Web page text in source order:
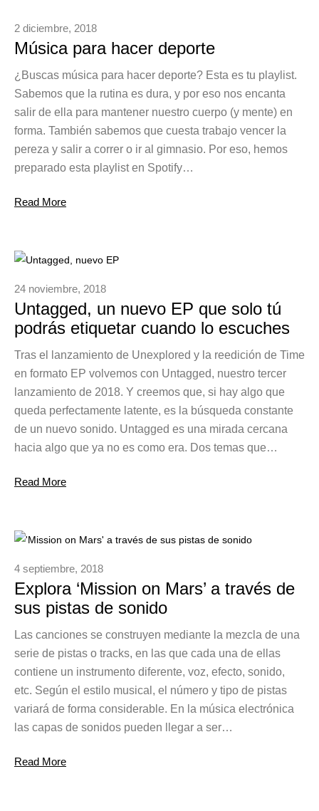
2 diciembre, 2018
Música para hacer deporte
¿Buscas música para hacer deporte? Esta es tu playlist.
Sabemos que la rutina es dura, y por eso nos encanta
salir de ella para mantener nuestro cuerpo (y mente) en
forma. También sabemos que cuesta trabajo vencer la
pereza y salir a correr o ir al gimnasio. Por eso, hemos
preparado esta playlist en Spotify…
Read More
24 noviembre, 2018
Untagged, un nuevo EP que solo tú
podrás etiquetar cuando lo escuches
Tras el lanzamiento de Unexplored y la reedición de Time
en formato EP volvemos con Untagged, nuestro tercer
lanzamiento de 2018. Y creemos que, si hay algo que
queda perfectamente latente, es la búsqueda constante
de un nuevo sonido. Untagged es una mirada cercana
hacia algo que ya no es como era. Dos temas que…
Read More
4 septiembre, 2018
Explora ‘Mission on Mars’ a través de
sus pistas de sonido
Las canciones se construyen mediante la mezcla de una
serie de pistas o tracks, en las que cada una de ellas
contiene un instrumento diferente, voz, efecto, sonido,
etc. Según el estilo musical, el número y tipo de pistas
variará de forma considerable. En la música electrónica
las capas de sonidos pueden llegar a ser…
Read More